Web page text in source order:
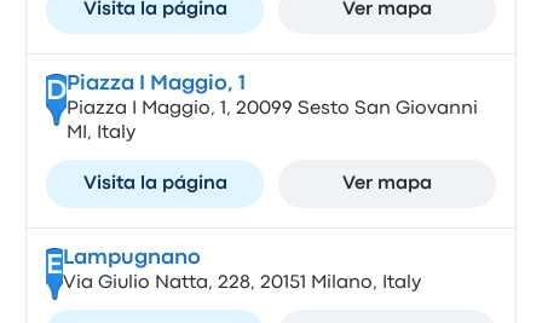
Visita la página Ver mapa
DPiazza I Maggio, 1
Piazza I Maggio, 1, 20099 Sesto San Giovanni
MI, Italy
Visita la página Ver mapa
E Lampugnano
Via Giulio Natta, 228, 20151 Milano, Italy